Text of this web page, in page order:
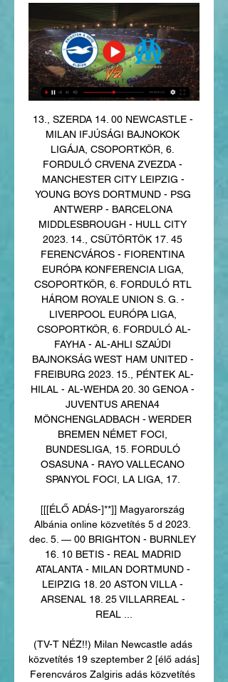
13., SZERDA 14. 00 NEWCASTLE -
MILAN IFJÚSÁGI BAJNOKOK
LIGÁJA, CSOPORTKÖR, 6.
FORDULÓ CRVENA ZVEZDA -
MANCHESTER CITY LEIPZIG -
YOUNG BOYS DORTMUND - PSG
ANTWERP - BARCELONA
MIDDLESBROUGH - HULL CITY
2023. 14., CSÜTÖRTÖK 17. 45
FERENCVÁROS - FIORENTINA
EURÓPA KONFERENCIA LIGA,
CSOPORTKÖR, 6. FORDULÓ RTL
HÁROM ROYALE UNION S. G. -
LIVERPOOL EURÓPA LIGA,
CSOPORTKÖR, 6. FORDULÓ AL-
FAYHA - AL-AHLI SZAÚDI
BAJNOKSÁG WEST HAM UNITED -
FREIBURG 2023. 15., PÉNTEK AL-
HILAL - AL-WEHDA 20. 30 GENOA -
JUVENTUS ARENA4
MÖNCHENGLADBACH - WERDER
BREMEN NÉMET FOCI,
BUNDESLIGA, 15. FORDULÓ
OSASUNA - RAYO VALLECANO
SPANYOL FOCI, LA LIGA, 17.
[[[ÉLŐ ADÁS-]**]] Magyarország
Albánia online közvetítés 5 d 2023.
dec. 5. — 00 BRIGHTON - BURNLEY
16. 10 BETIS - REAL MADRID
ATALANTA - MILAN DORTMUND -
LEIPZIG 18. 20 ASTON VILLA -
ARSENAL 18. 25 VILLARREAL -
REAL ...
(TV-T NÉZ!!) Milan Newcastle adás
közvetítés 19 szeptember 2 [élő adás]
Ferencváros Zalgiris adás közvetítés